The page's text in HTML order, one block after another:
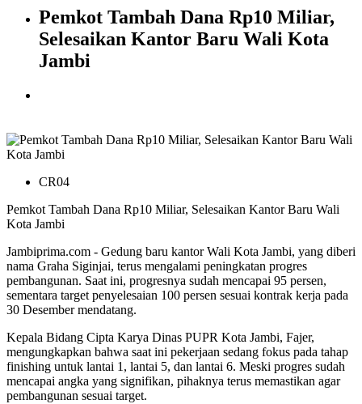
Pemkot Tambah Dana Rp10 Miliar,
Selesaikan Kantor Baru Wali Kota
Jambi
CR04
Pemkot Tambah Dana Rp10 Miliar, Selesaikan Kantor Baru Wali
Kota Jambi
Jambiprima.com - Gedung baru kantor Wali Kota Jambi, yang diberi
nama Graha Siginjai, terus mengalami peningkatan progres
pembangunan. Saat ini, progresnya sudah mencapai 95 persen,
sementara target penyelesaian 100 persen sesuai kontrak kerja pada
30 Desember mendatang.
Kepala Bidang Cipta Karya Dinas PUPR Kota Jambi, Fajer,
mengungkapkan bahwa saat ini pekerjaan sedang fokus pada tahap
finishing untuk lantai 1, lantai 5, dan lantai 6. Meski progres sudah
mencapai angka yang signifikan, pihaknya terus memastikan agar
pembangunan sesuai target.